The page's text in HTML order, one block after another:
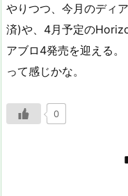
やりつつ、今月のディ
済)や、4月予定の
アブロ4発売を迎える。
って感じかな。
0